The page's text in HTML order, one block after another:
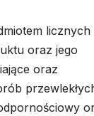
licznych
oraz jego
oraz